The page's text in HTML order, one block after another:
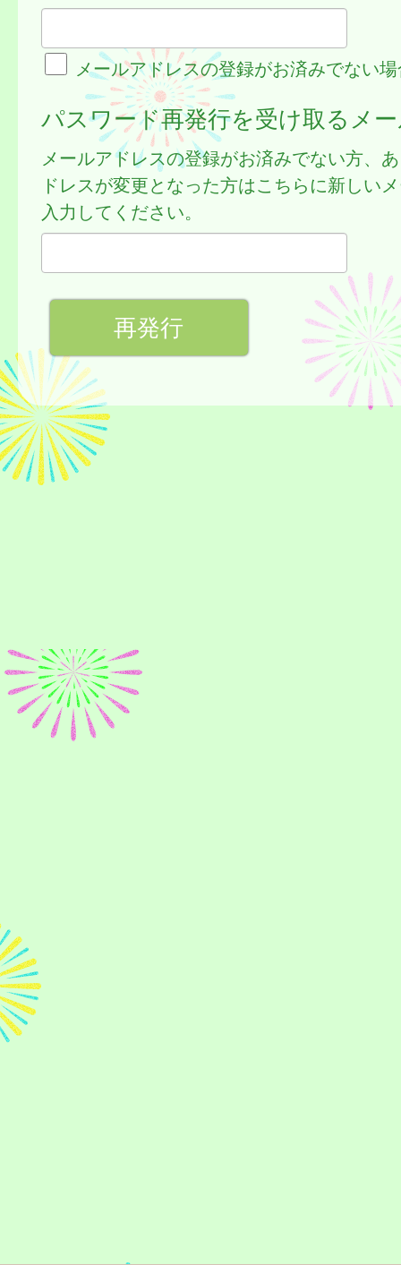
メールアドレスの登録がお済みでない
パスワード再発行を受け取るメ
メールアドレスの登録がお済みでない方、
ドレスが変更となった方はこちらに新しい
入力してください。